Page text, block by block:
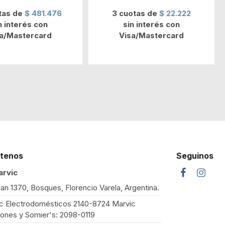
de $ 481.476
interés con
Mastercard
3 cuotas de$ 22.222
sin interés con
Visa/Mastercard
1370, Bosques, Florencio Varela, Argentina.
Electrodomésticos 2140-8724 Marvic
y Somier's: 2098-0119
Seguinos